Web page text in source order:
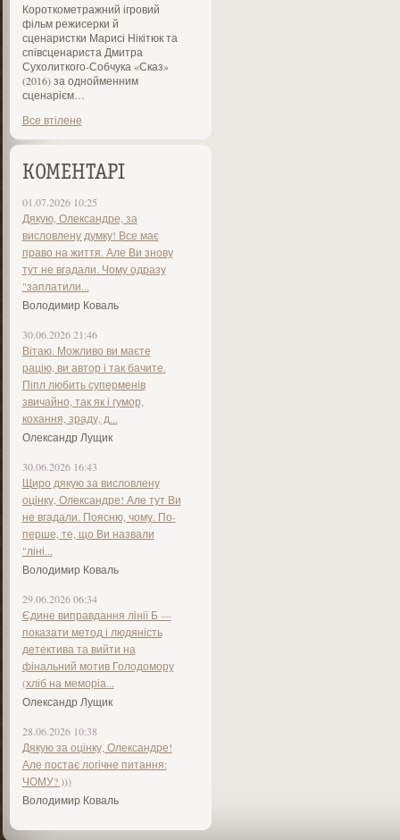
Короткометражний ігровий
фільм режисерки й
сценаристки Марисі Нікітюк та
співсценариста Дмитра
Сухолиткого-Собчука «Сказ»
(2016) за однойменним
сценарієм…
Все втілене
КОМЕНТАРІ
01.07.2026 10:25
Дякую, Олександре, за
висловлену думку! Все має
право на життя. Але Ви знову
тут не вгадали. Чому одразу
"заплатили...
Володимир Коваль
30.06.2026 21:46
Вітаю. Можливо ви маєте
рацію, ви автор і так бачите.
Піпл любить суперменів
звичайно, так як і гумор,
кохання, зраду, д...
Олександр Лущик
30.06.2026 16:43
Щиро дякую за висловлену
оцінку, Олександре! Але тут Ви
не вгадали. Поясню, чому. По-
перше, те, що Ви назвали
"ліні...
Володимир Коваль
29.06.2026 06:34
Єдине виправдання лінії Б —
показати метод і людяність
детектива та вийти на
фінальний мотив Голодомору
(хліб на меморіа...
Олександр Лущик
28.06.2026 10:38
Дякую за оцінку, Олександре!
Але постає логічне питання:
ЧОМУ? )))
Володимир Коваль